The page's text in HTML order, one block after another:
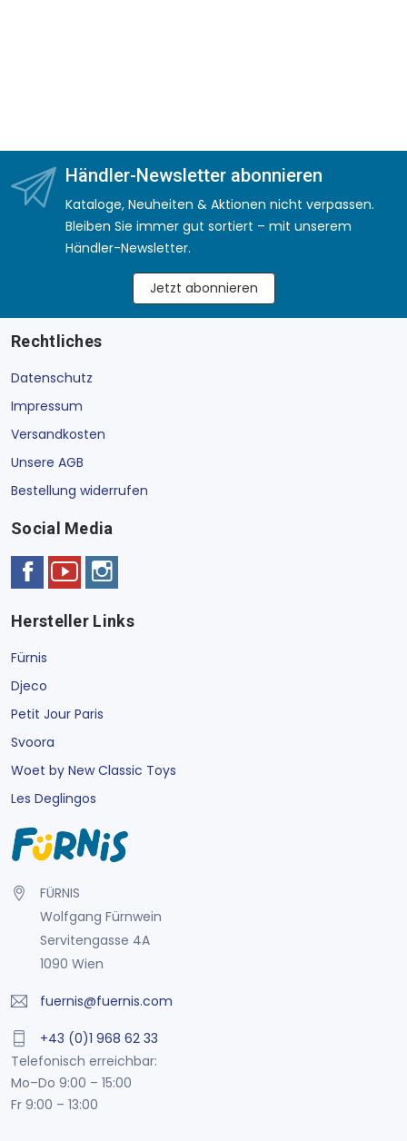
Händler-Newsletter abonnieren
Kataloge, Neuheiten & Aktionen nicht verpassen.
Bleiben Sie immer gut sortiert – mit unserem
Händler-Newsletter.
Jetzt abonnieren
Rechtliches
Datenschutz
Impressum
Versandkosten
Unsere AGB
Bestellung widerrufen
Social Media
Hersteller Links
Fürnis
Djeco
Petit Jour Paris
Svoora
Woet by New Classic Toys
Les Deglingos
FÜRNIS
Wolfgang Fürnwein
Servitengasse 4A
1090 Wien
fuernis@fuernis.com
+43 (0)1 968 62 33
Telefonisch erreichbar:
Mo–Do 9:00 – 15:00
Fr 9:00 – 13:00